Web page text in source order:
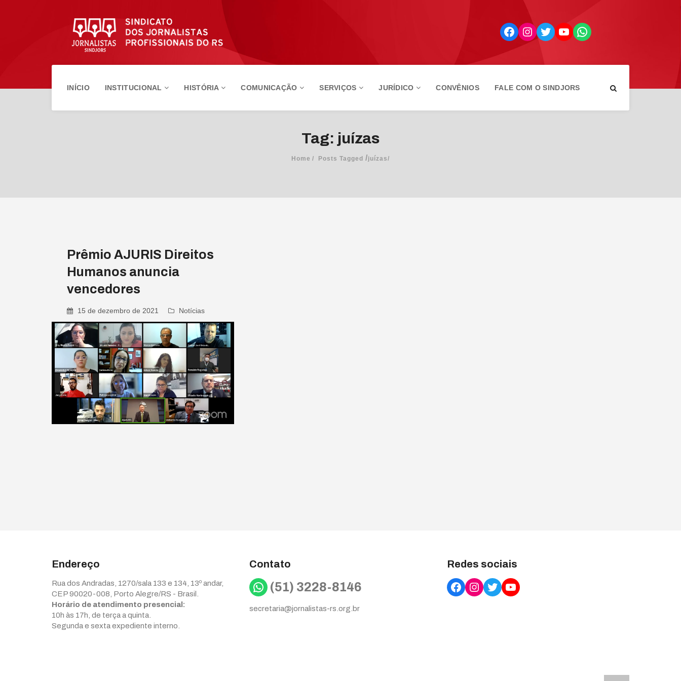
FacebookInstagram
TwitterYouTubeWhatsApp
INÍCIO INSTITUCIONAL HISTÓRIA COMUNICAÇÃO SERVIÇOS JURÍDICO CONVÊNIOS FALE COM O SINDJORS
Tag: juízas
Home Posts Tagged /juízas/
Prêmio AJURIS Direitos
Humanos anuncia
vencedores
15 de dezembro de 2021 Notícias
Endereço
Rua dos Andradas, 1270/sala 133 e 134, 13º andar,
CEP 90020-008, Porto Alegre/RS - Brasil.
Horário de atendimento presencial:
10h às 17h, de terça a quinta.
Segunda e sexta expediente interno.
Contato
WhatsApp
(51) 3228-8146
secretaria@jornalistas-rs.org.br
Redes sociais
Facebook
Instagram
TwitterYouTube